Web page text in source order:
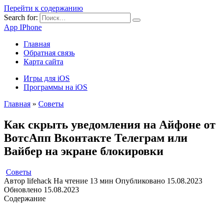
Перейти к содержанию
Search for:
App IPhone
Главная
Обратная связь
Карта сайта
Игры для iOS
Программы на iOS
Главная » Советы
Как скрыть уведомления на Айфоне от
ВотсАпп Вконтакте Телеграм или
Вайбер на экране блокировки
Советы
Автор lifehack На чтение 13 мин Опубликовано 15.08.2023
Обновлено 15.08.2023
Содержание